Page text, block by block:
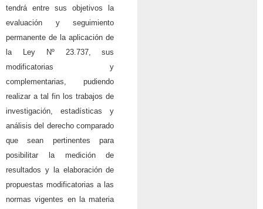
tendrá entre sus objetivos la
evaluación y seguimiento
permanente de la aplicación de
la Ley Nº 23.737, sus
modificatorias y
complementarias, pudiendo
realizar a tal fin los trabajos de
investigación, estadísticas y
análisis del derecho comparado
que sean pertinentes para
posibilitar la medición de
resultados y la elaboración de
propuestas modificatorias a las
normas vigentes en la materia